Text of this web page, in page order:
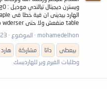
table منفعش ولا حتى wderser ما هو حلة افادكم الله
mohamedelhon
الموضوع 23 نوفمبر 2011
بيعطى
داتا مشاركة هارد
وطلبات الفيرم وير للهارديسك